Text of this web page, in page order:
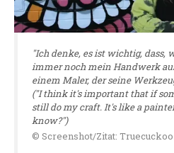
"Ich denke, es ist wichtig, dass,
immer noch mein Handwerk
einem Maler, der seine
("I think it's important that if
still do my craft. It's like a
know?")
© Screenshot/Zitat: Truecuckoo